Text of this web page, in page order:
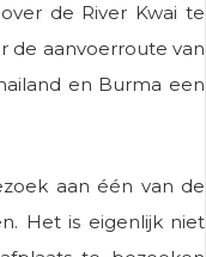
de River Kwai te
de aanvoerroute van
en Burma een
aan één van de
Het is eigenlijk niet